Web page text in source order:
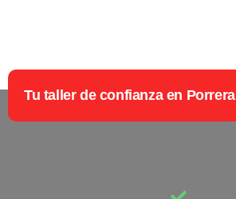
Tu taller de confianza en Porrera